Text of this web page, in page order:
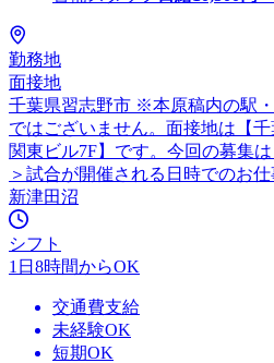
勤務地
面接地
千葉県習志野市 ※本原稿内の駅
ではございません。面接地は【
関東ビル7F】です。今回の募集
＞試合が開催される日時でのお仕
新津田沼
シフト
1日8時間からOK
交通費支給
未経験OK
短期OK